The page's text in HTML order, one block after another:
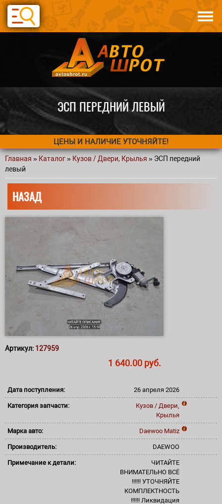
Перейти к основному содержанию
Авто по запчастям
Статьи
ЭСП ПЕРЕДНИЙ ЛЕВЫЙ
ЦЕНЫ И НАЛИЧИЕ УТОЧНЯЙТЕ!
Вы здесь
Главная » Каталог» Кузов / Двери, Крылья » ЭСП передний
левый
НАЗАД
Артикул: 127959
1 640.00 руб.
Дата поступления: 26 апреля 2026
Категория запчасти:
Кузов / Двери,
Крылья
Марка авто: Daewoo Matiz
Производитель: DAEWOO
Примечание к детали:
ЧИТАЙТЕ
ВНИМАТЕЛЬНО ВСЁ
!!!!!! УТОЧНЯЙТЕ
КОМПЛЕКТНОСТЬ
!!!!!! Ликвидация